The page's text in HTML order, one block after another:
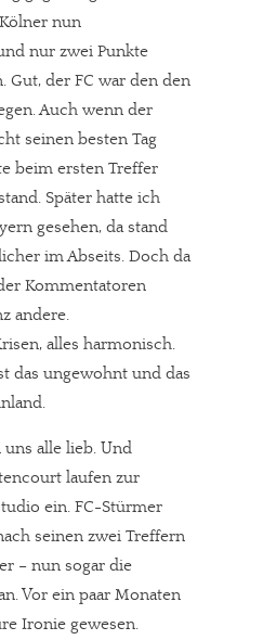
nun
nur zwei Punkte
Gut, der FC war den den
Auch wenn der
seinen besten Tag
beim ersten Treffer
Später hatte ich
gesehen, da stand
im Abseits. Doch da
Kommentatoren
andere.
alles harmonisch.
das ungewohnt und das
alle lieb. Und
laufen zur
ein. FC-Stürmer
seinen zwei Treffern
– nun sogar die
Vor ein paar Monaten
Ironie gewesen.